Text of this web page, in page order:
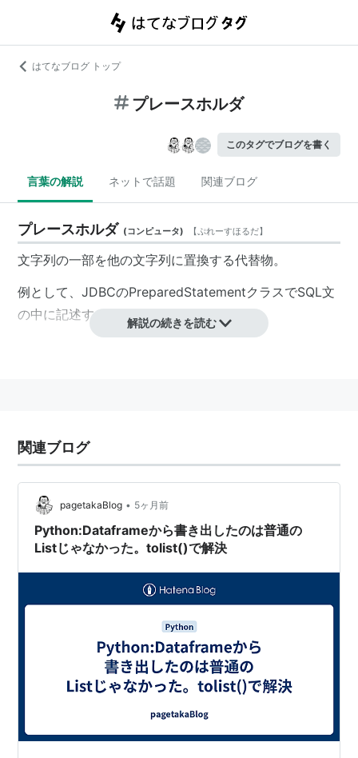
はてなブログ トップ
プレースホルダ
このタグでブログを書く
言葉の解説 ネットで話題 関連ブログ
プレースホルダ (コンピュータ) 【ぷれーすほるだ】
文字列の一部を他の文字列に置換する代替物。
例として、JDBCのPreparedStatementクラスでSQL文
の中に記述するものを示す。
とができるという利点がある。
ト生成(省略)
"SELECT column FROM table WHERE name =
? and id = ?"; //SQL文生成
//PreparedStatementを生成
ps.setName(1,"ABC"); //1番目のプレースホルダ(?)に名
);
//2番目のプレースホルダ(?)に数字10を入
ResultSet rs = ps.executeQuery();
( rs.next() ) {
解説の続きを読む
関連ブログ
pagetakaBlog • 5ヶ月前
Python:Dataframeから書き出したのは普通の
Listじゃなかった。tolist()で解決